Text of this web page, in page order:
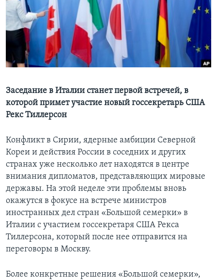
Learning English
СОЦИАЛЬНЫЕ СЕТИ
Языки
Заседание в Италии станет первой встречей, в
которой примет участие новый госсекретарь США
Рекс Тиллерсон
Конфликт в Сирии, ядерные амбиции Северной
Кореи и действия России в соседних и других
странах уже несколько лет находятся в центре
внимания дипломатов, представляющих мировые
державы. На этой неделе эти проблемы вновь
окажутся в фокусе на встрече министров
иностранных дел стран «Большой семерки» в
Италии с участием госсекретаря США Рекса
Тиллерсона, который после нее отправится на
переговоры в Москву.
Более конкретные решения «Большой семерки»,